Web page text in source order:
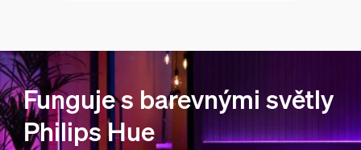
Funguje s barevnými světly
Philips Hue